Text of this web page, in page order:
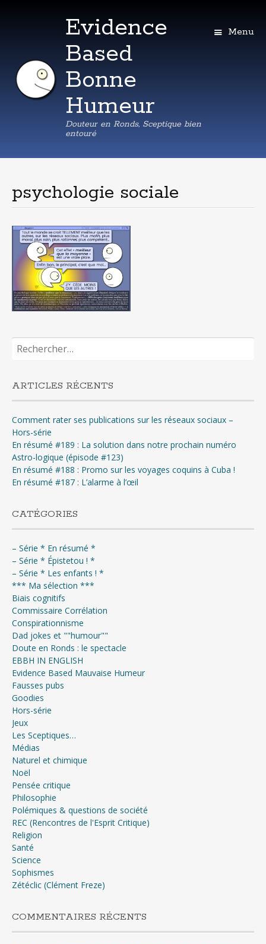
Evidence
Based
Bonne
Humeur
Douteur en Ronds, Sceptique bien
entouré
Menu
principal
psychologie sociale
Rechercher :
ARTICLES RÉCENTS
Comment rater ses publications sur les réseaux sociaux –
Hors-série
En résumé #189 : La solution dans notre prochain numéro
Astro-logique (épisode #123)
En résumé #188 : Promo sur les voyages coquins à Cuba !
En résumé #187 : L’alarme à l’œil
CATÉGORIES
– Série * En résumé *
– Série * Épistetou ! *
– Série * Les enfants ! *
*** Ma sélection ***
Biais cognitifs
Commissaire Corrélation
Conspirationnisme
Dad jokes et ""humour""
Doute en Ronds : le spectacle
EBBH IN ENGLISH
Evidence Based Mauvaise Humeur
Fausses pubs
Goodies
Hors-série
Jeux
Les Sceptiques…
Médias
Naturel et chimique
Noël
Pensée critique
Philosophie
Polémiques & questions de société
REC (Rencontres de l'Esprit Critique)
Religion
Santé
Science
Sophismes
Zétéclic (Clément Freze)
COMMENTAIRES RÉCENTS